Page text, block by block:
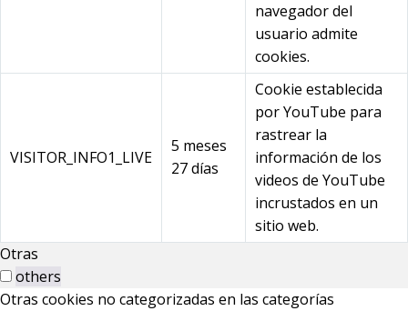
navegador del
usuario admite
cookies.
VISITOR_INFO1_LIVE
5 meses
27 días
Cookie establecida
por YouTube para
rastrear la
información de los
videos de YouTube
incrustados en un
sitio web.
Otras
others
Otras cookies no categorizadas en las categorías